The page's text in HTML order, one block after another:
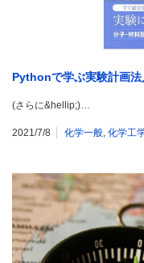
Pythonで学ぶ実験計画
(さらに&hellip;)…
2021/7/8 化学一般 化学工